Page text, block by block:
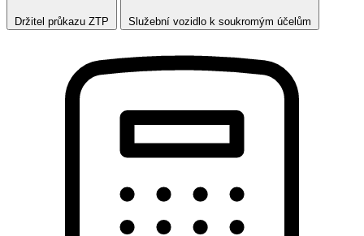
Držitel průkazu ZTP Služební vozidlo k soukromým účelům